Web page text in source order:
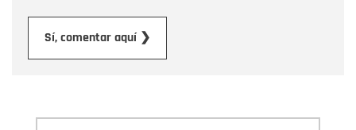
Sí, comentar aquí ❯